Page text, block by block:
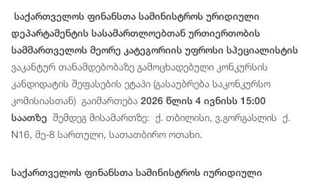
საქართველოს ფინანსთა სამინისტროს ურიდიული
დეპარტამენტის სასამართლოებთან ურთიერთობის
სამმართველოს მეორე კატეგორიის უფროსი სპეციალისტის
ვაკანტურ თანამდებობაზე გამოცხადებული კონკურსის
კანდიდატის შეფასების ეტაპი (გასაუბრება საკონკურსო
კომისიასთან) გაიმართება 2026 წლის 4 ივნისს 15:00
საათზე შემდეგ მისამართზე: ქ. თბილისი, ვ.გორგასლის ქ.
N16, მე-8 სართული, სათათბირო ოთახი.
საქართველოს ფინანსთა სამინისტროს იურიდიული